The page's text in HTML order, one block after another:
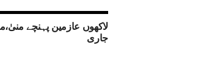
لاکھوں عازمین پہنچے
جاری